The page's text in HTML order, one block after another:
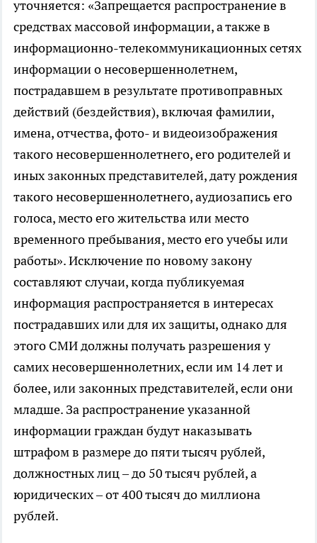
уточняется: «Запрещается распространение в
средствах массовой информации, а также в
информационно-телекоммуникационных сетях
информации о несовершеннолетнем,
пострадавшем в результате противоправных
действий (бездействия), включая фамилии,
имена, отчества, фото- и видеоизображения
такого несовершеннолетнего, его родителей и
иных законных представителей, дату рождения
такого несовершеннолетнего, аудиозапись его
голоса, место его жительства или место
временного пребывания, место его учебы или
работы». Исключение по новому закону
составляют случаи, когда публикуемая
информация распространяется в интересах
пострадавших или для их защиты, однако для
этого СМИ должны получать разрешения у
самих несовершеннолетних, если им 14 лет и
более, или законных представителей, если они
младше. За распространение указанной
информации граждан будут наказывать
штрафом в размере до пяти тысяч рублей,
должностных лиц – до 50 тысяч рублей, а
юридических – от 400 тысяч до миллиона
рублей.